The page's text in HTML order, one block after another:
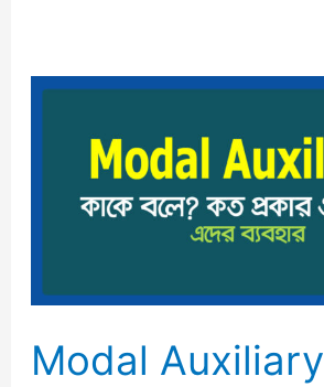
Modal Auxiliary
Modal